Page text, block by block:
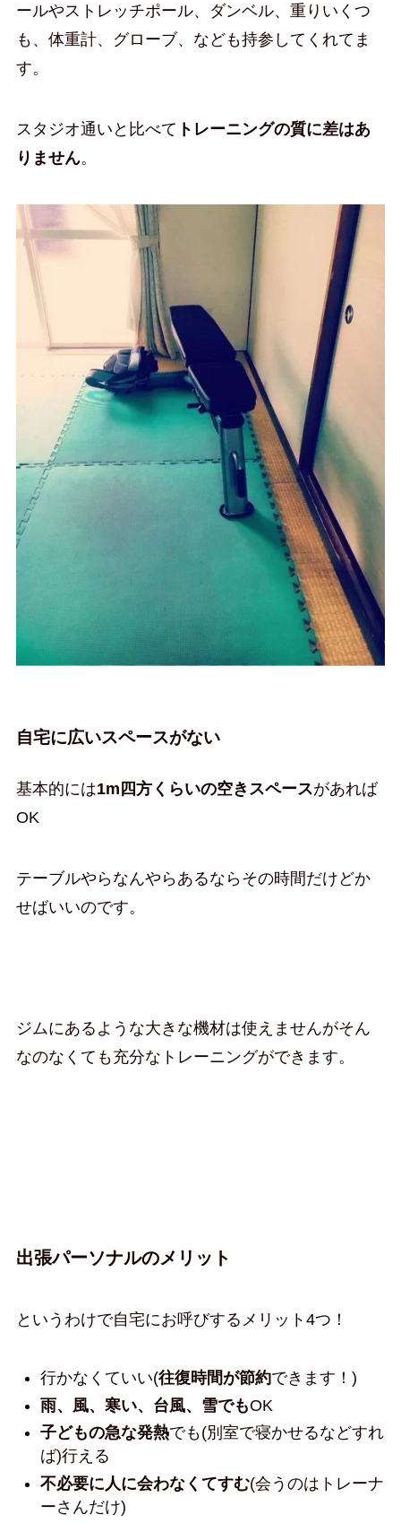
ールやストレッチポール、ダンベル、重りいくつ
も、体重計、グローブ、なども持参してくれてま
す。
スタジオ通いと比べて トレーニングの質に差はあ
りません。
自宅に広いスペースがない
基本的には1m四方くらいの空きスペースがあれば
OK
テーブルやらなんやらあるならその時間だけどか
せばいいのです。
ジムにあるような大きな機材は使えませんがそん
なのなくても充分なトレーニングができます。
出張パーソナルのメリット
というわけで自宅にお呼びするメリット4つ！
行かなくていい(往復時間が節約できます！)
雨、風、寒い、台風、雪でもOK
子どもの急な発熱でも(別室で寝かせるなどすれ
ば)行える
不必要に人に会わなくてすむ(会うのはトレーナ
ーさんだけ)